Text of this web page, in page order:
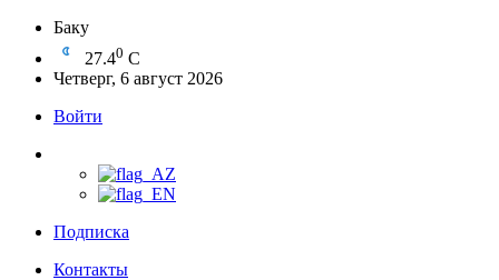
Баку
27.40 C
Четверг, 6 август 2026
Войти
Подписка
Контакты